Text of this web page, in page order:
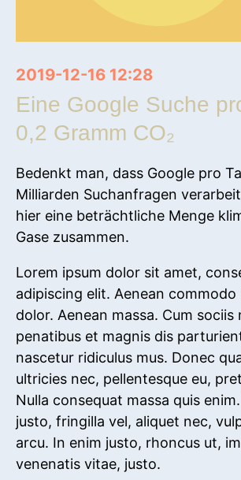
2019-12-16 12:28
Eine Google Suche
0,2 Gramm CO₂
Bedenkt man, dass Google pro
Milliarden Suchanfragen
hier eine beträchtliche Menge
Gase zusammen.
Lorem ipsum dolor sit amet,
adipiscing elit. Aenean commodo
dolor. Aenean massa. Cum sociis
penatibus et magnis dis
nascetur ridiculus mus. Donec
ultricies nec, pellentesque eu,
Nulla consequat massa quis
justo, fringilla vel, aliquet nec,
arcu. In enim justo, rhoncus ut,
venenatis vitae, justo.